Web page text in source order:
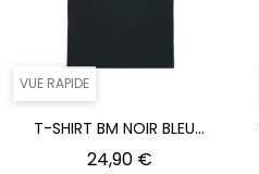
VUE RAPIDE
T-SHIRT BM NOIR BLEU...
24,90 €Prix